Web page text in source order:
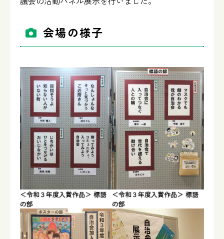
リンク集
プライバシーポリシー
会場の様子
＜令和３年度入賞作品＞ 標語
の部
＜令和３年度入賞作品＞ 標語
の部